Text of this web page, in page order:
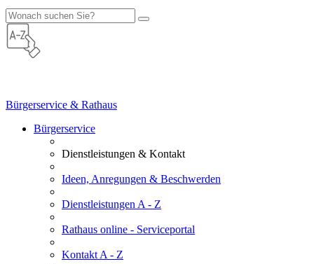
Bürgerservice & Rathaus
Bürgerservice
Dienstleistungen & Kontakt
Ideen, Anregungen & Beschwerden
Dienstleistungen A - Z
Rathaus online - Serviceportal
Kontakt A - Z